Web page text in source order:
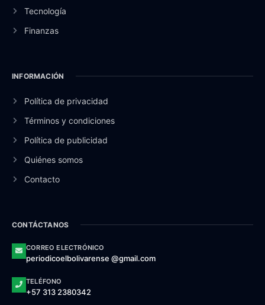
Tecnología
Finanzas
INFORMACIÓN
Política de privacidad
Términos y condiciones
Política de publicidad
Quiénes somos
Contacto
CONTÁCTANOS
CORREO ELECTRÓNICO
periodicoelbolivarense @gmail.com
TELÉFONO
+57 313 2380342